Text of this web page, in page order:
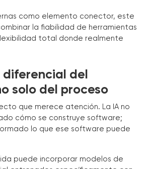
como elemento conector, este
la fiabilidad de herramientas
total donde realmente
diferencial del
solo del proceso
que merece atención. La IA no
cómo se construye software;
lo que ese software puede
puede incorporar modelos de